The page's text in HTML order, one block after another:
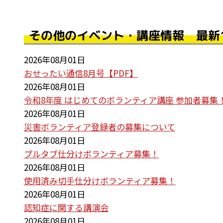
その他のイベント・講座情報 最
2026年08月01日
おせったい通信8月号【PDF】
2026年08月01日
令和8年度 はじめてのボランティア講座 参加者募集！
2026年08月01日
災害ボランティア登録者の募集について
2026年08月01日
プルタブ仕分けボランティア募集！
2026年08月01日
使用済み切手仕分けボランティア募集！
2026年08月01日
認知症に関する講演会